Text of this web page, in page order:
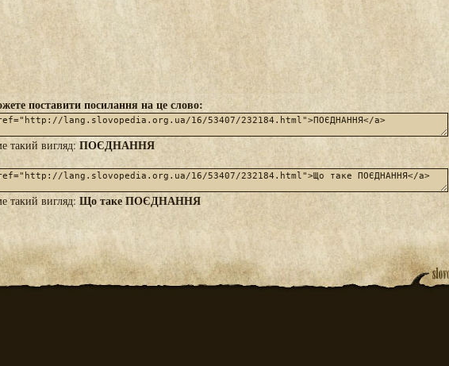
поставити посилання на це слово:
такий вигляд:ПОЄДНАННЯ
такий вигляд: Що таке ПОЄДНАННЯ